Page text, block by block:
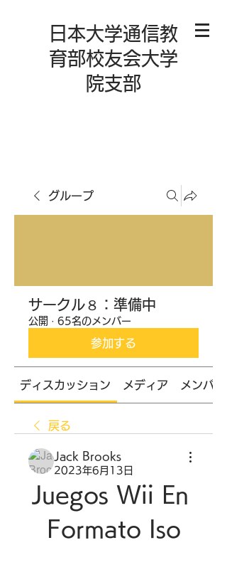
日本大学通信教
育部校友会大学
院支部
グループ
サークル８：準備中
公開 · 65名のメンバー
参加する
ディスカッション メディア メンバー
戻る
Jack Brooks
2023年6月13日
Juegos Wii En
Formato Iso